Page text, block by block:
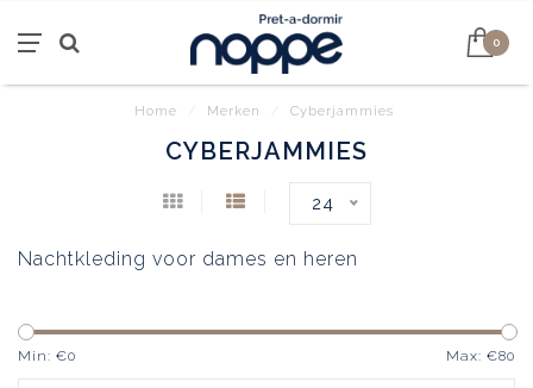
0
Home Merken Cyberjammies
CYBERJAMMIES
24
Nachtkleding voor dames en heren
Min: €0 Max: €80